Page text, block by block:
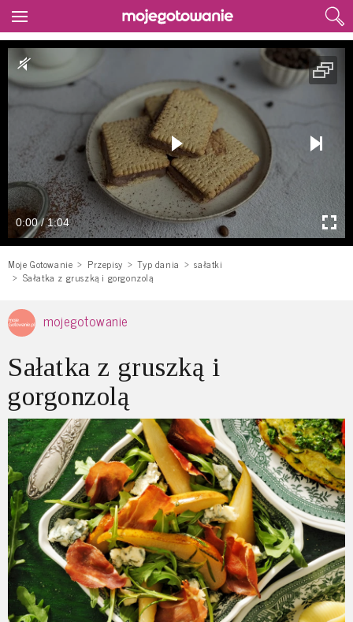
0:00 / 1:04
Moje Gotowanie Przepisy Typ dania
sałatki
Sałatka z gruszką i gorgonzolą
mojegotowanie
Sałatka z gruszką i
gorgonzolą